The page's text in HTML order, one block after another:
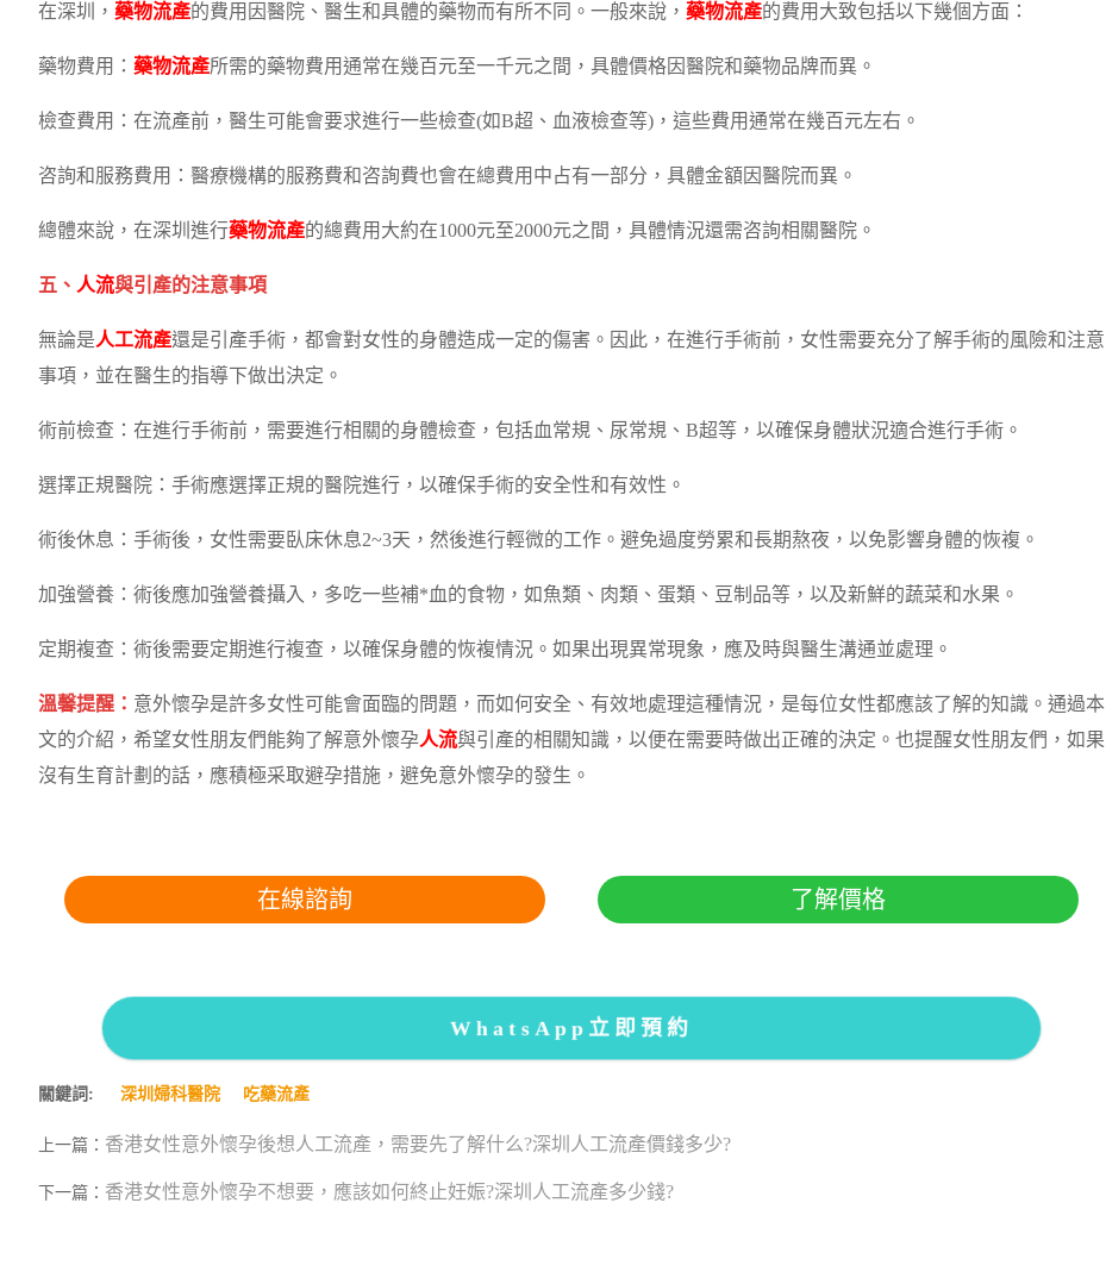
在深圳， 藥物流產的費用因醫院、醫生和具體的藥物而有所不同。一般來說， 藥物流產的費用大致包括以下幾個方面：
藥物費用： 藥物流產所需的藥物費用通常在幾百元至一千元之間，具體價格因醫院和藥物品牌而異。
檢查費用：在流產前，醫生可能會要求進行一些檢查(如B超、血液檢查等)，這些費用通常在幾百元左右。
咨詢和服務費用：醫療機構的服務費和咨詢費也會在總費用中占有一部分，具體金額因醫院而異。
總體來說，在深圳進行藥物流產的總費用大約在1000元至2000元之間，具體情況還需咨詢相關醫院。
五、 人流與引產的注意事項
無論是人工流產還是引產手術，都會對女性的身體造成一定的傷害。因此，在進行手術前，女性需要充分了解手術的風險和注意
事項，並在醫生的指導下做出決定。
術前檢查：在進行手術前，需要進行相關的身體檢查，包括血常規、尿常規、B超等，以確保身體狀況適合進行手術。
選擇正規醫院：手術應選擇正規的醫院進行，以確保手術的安全性和有效性。
術後休息：手術後，女性需要臥床休息2~3天，然後進行輕微的工作。避免過度勞累和長期熬夜，以免影響身體的恢複。
加強營養：術後應加強營養攝入，多吃一些補*血的食物，如魚類、肉類、蛋類、豆制品等，以及新鮮的蔬菜和水果。
定期複查：術後需要定期進行複查，以確保身體的恢複情況。如果出現異常現象，應及時與醫生溝通並處理。
溫馨提醒： 意外懷孕是許多女性可能會面臨的問題，而如何安全、有效地處理這種情況，是每位女性都應該了解的知識。通過本
文的介紹，希望女性朋友們能夠了解意外懷孕人流與引產的相關知識，以便在需要時做出正確的決定。也提醒女性朋友們，如果
沒有生育計劃的話，應積極采取避孕措施，避免意外懷孕的發生。
在線諮詢 了解價格
WhatsApp立即預約
關鍵詞: 深圳婦科醫院 吃藥流產
上一篇： 香港女性意外懷孕後想人工流產，需要先了解什么?深圳人工流產價錢多少?
下一篇： 香港女性意外懷孕不想要，應該如何終止妊娠?深圳人工流產多少錢?